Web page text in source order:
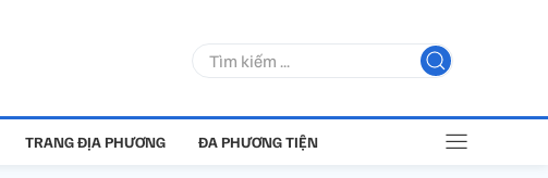
TRANG ĐỊA PHƯƠNG ĐA PHƯƠNG TIỆN